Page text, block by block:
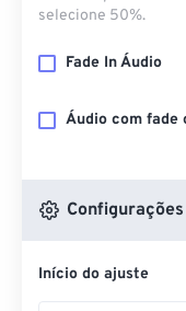
selecione 50%.
Fade In Áudio
Áudio com fade
Início do ajuste